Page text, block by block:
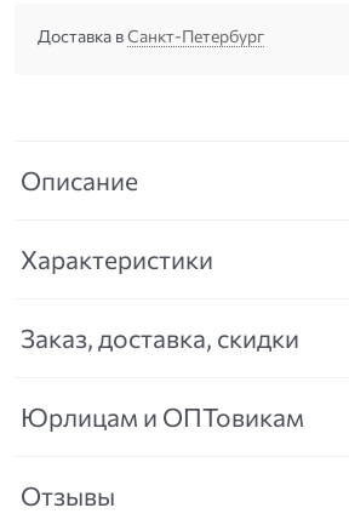
Доставка вСанкт-Петербург
Описание
Характеристики
Заказ, доставка, скидки
Юрлицам и ОПТовикам
Отзывы